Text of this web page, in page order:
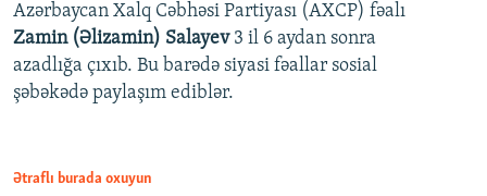
Azərbaycan Xalq Cəbhəsi Partiyası (AXCP) fəalı
Zamin (Əlizamin) Salayev 3 il 6 aydan sonra
azadlığa çıxıb. Bu barədə siyasi fəallar sosial
şəbəkədə paylaşım ediblər.
Ətraflı burada oxuyun